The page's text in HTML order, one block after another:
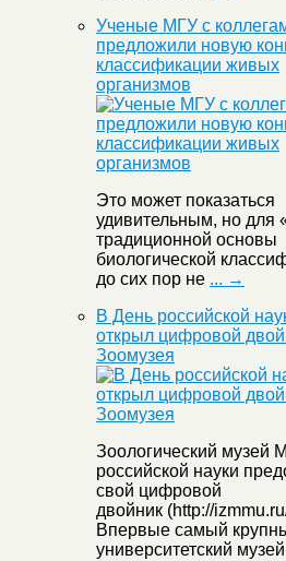
Ученые МГУ с
предложили новую
классификации живых
организмов
Это может показаться
удивительным, но для
традиционной основы
биологической
до сих пор не ... →
В День российской
открыл цифровой
Зоомузея
Зоологический музей
российской науки
свой цифровой
двойник (http://
Впервые самый
университетский музей